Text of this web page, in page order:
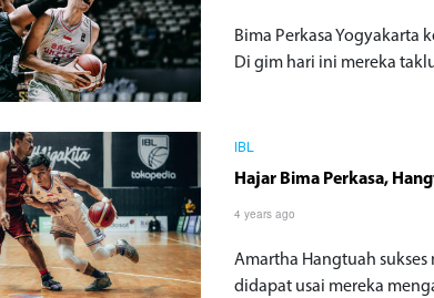
Bima Perkasa Yogyakarta
Di gim hari ini mereka
IBL
Hajar Bima Perkasa,
4 years ago
Amartha Hangtuah
didapat usai mereka